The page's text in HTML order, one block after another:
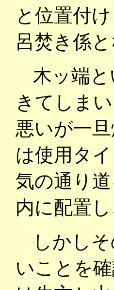
と位置付
呂焚き係と
木ッ端
きてしま
悪いが一
は使用タ
気の通り
内に配置
しかし
いことを